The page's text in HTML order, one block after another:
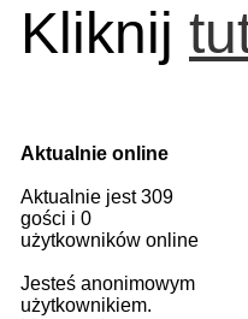
Kliknij
Aktualnie online
Aktualnie jest 309
gości i 0
użytkowników online
Jesteś anonimowym
użytkownikiem.